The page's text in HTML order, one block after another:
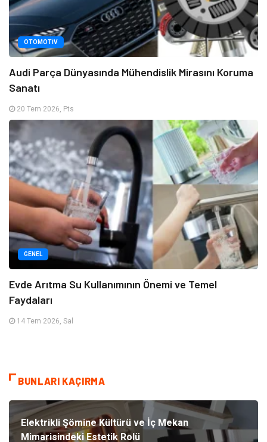
OTOMOTIV
Audi Parça Dünyasında Mühendislik Mirasını Koruma
Sanatı
20 Tem 2026, Pts
GENEL
Evde Arıtma Su Kullanımının Önemi ve Temel
Faydaları
14 Tem 2026, Sal
BUNLARI KAÇIRMA
Elektrikli Şömine Kültürü ve İç Mekan
Mimarisindeki Estetik Rolü